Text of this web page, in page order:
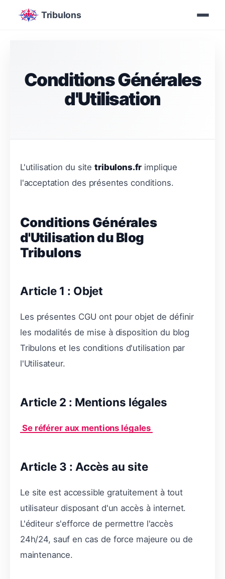
Tribulons
Conditions Générales
d'Utilisation
L'utilisation du sitetribulons.fr implique
l'acceptation des présentes conditions.
Conditions Générales
d'Utilisation du Blog
Tribulons
Article 1 : Objet
Les présentes CGU ont pour objet de définir
les modalités de mise à disposition du blog
Tribulons et les conditions d'utilisation par
l'Utilisateur.
Article 2 : Mentions légales
Se référer aux mentions légales
Article 3 : Accès au site
Le site est accessible gratuitement à tout
utilisateur disposant d'un accès à internet.
L'éditeur s'efforce de permettre l'accès
24h/24, sauf en cas de force majeure ou de
maintenance.